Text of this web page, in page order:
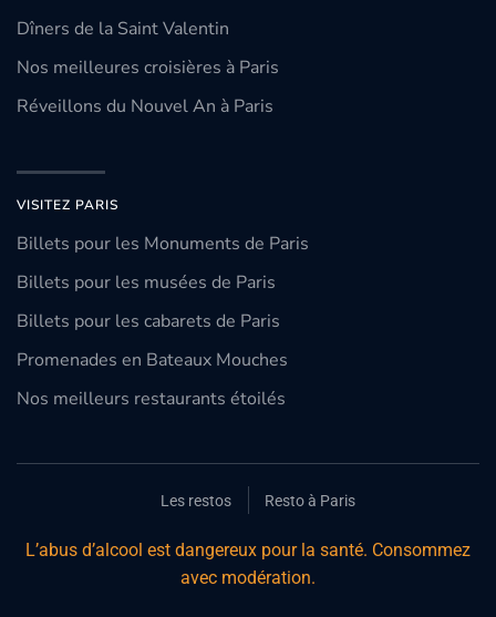
Dîners de la Saint Valentin
Nos meilleures croisières à Paris
Réveillons du Nouvel An à Paris
VISITEZ PARIS
Billets pour les Monuments de Paris
Billets pour les musées de Paris
Billets pour les cabarets de Paris
Promenades en Bateaux Mouches
Nos meilleurs restaurants étoilés
Les restos Resto à Paris
L’abus d’alcool est dangereux pour la santé. Consommez
avec modération.